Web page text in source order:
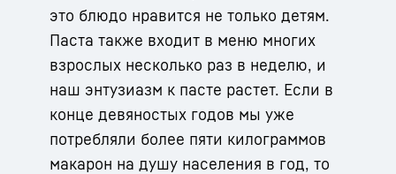
это блюдо нравится не только детям.
Паста также входит в меню многих
взрослых несколько раз в неделю, и
наш энтузиазм к пасте растет. Если в
конце девяностых годов мы уже
потребляли более пяти килограммов
макарон на душу населения в год, то